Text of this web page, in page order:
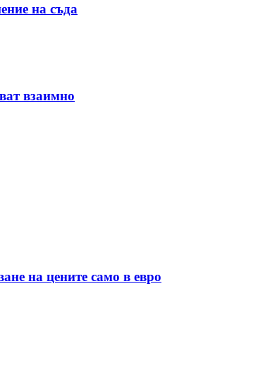
на съда
взаимно
на цените само в евро